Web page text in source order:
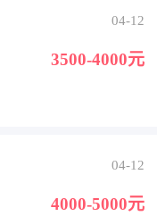
04-12
3500-4000元
04-12
4000-5000元